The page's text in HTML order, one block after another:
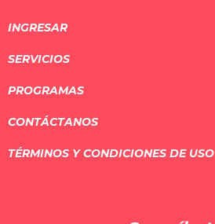
INGRESAR
SERVICIOS
PROGRAMAS
CONTÁCTANOS
TÉRMINOS Y CONDICIONES DE USO